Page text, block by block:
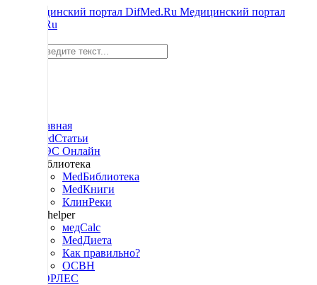
Медицинский портал
DifMed.Ru
Главная
MedСтатьи
МЭС Онлайн
Библиотека
MedБиблиотека
MedКниги
КлинРеки
M-helper
медCalc
MedДиета
Как правильно?
ОСВН
СОРЛЕС